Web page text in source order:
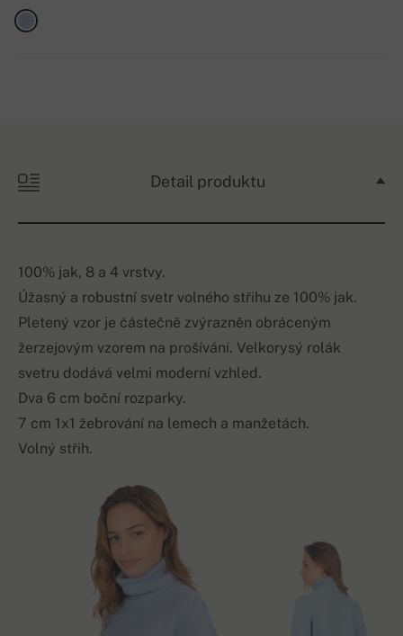
Detail produktu
100% jak, 8 a 4 vrstvy.
Úžasný a robustní svetr volného střihu ze 100% jak.
Pletený vzor je částečně zvýrazněn obráceným
žerzejovým vzorem na prošívání. Velkorysý rolák
svetru dodává velmi moderní vzhled.
Dva 6 cm boční rozparky.
7 cm 1x1 žebrování na lemech a manžetách.
Volný střih.